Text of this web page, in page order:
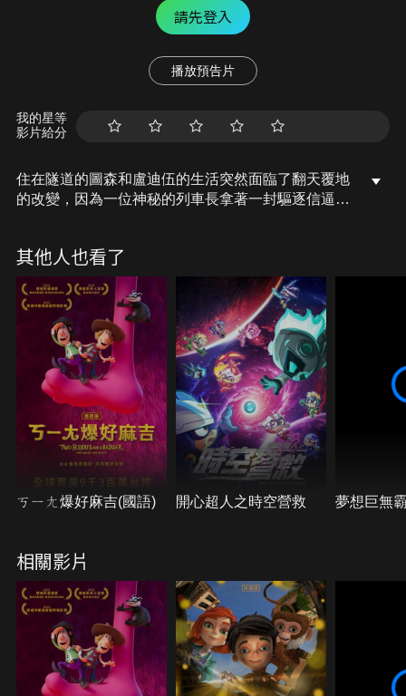
請先登入
播放預告片
我的星等
影片給分
住在隧道的圖森和盧迪伍的生活突然面臨了翻天覆地
的改變，因為一位神秘的列車長拿著一封驅逐信逼迫
夥伴展開了一場驚險刺激的冒險，然而，他們發現拯
救隧道的過程遠比想像中艱辛，其中不乏接二連三的
挑戰……
其他人也看了
ㄎㄧㄤ爆好麻吉(國語) 開心超人之時空營救 夢想巨無
相關影片